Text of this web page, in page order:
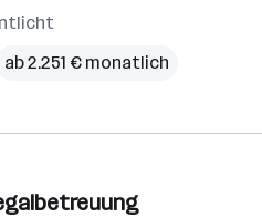
ab 2.251 € monatlich